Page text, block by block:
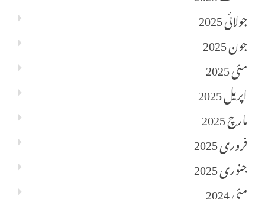
جولائی 2025
جون 2025
مئی 2025
اپریل 2025
مارچ 2025
فروری 2025
جنوری 2025
مئی 2024